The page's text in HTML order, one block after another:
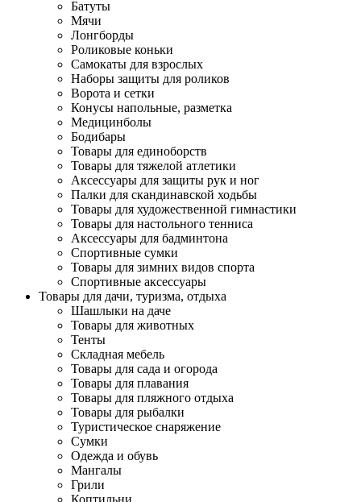
Батуты
Мячи
Лонгборды
Роликовые коньки
Самокаты для взрослых
Наборы защиты для роликов
Ворота и сетки
Конусы напольные, разметка
Медицинболы
Бодибары
Товары для единоборств
Товары для тяжелой атлетики
Аксессуары для защиты рук и ног
Палки для скандинавской ходьбы
Товары для художественной гимнастики
Товары для настольного тенниса
Аксессуары для бадминтона
Спортивные сумки
Товары для зимних видов спорта
Спортивные аксессуары
Товары для дачи, туризма, отдыха
Шашлыки на даче
Товары для животных
Тенты
Складная мебель
Товары для сада и огорода
Товары для плавания
Товары для пляжного отдыха
Товары для рыбалки
Туристическое снаряжение
Сумки
Одежда и обувь
Мангалы
Грили
Коптильни